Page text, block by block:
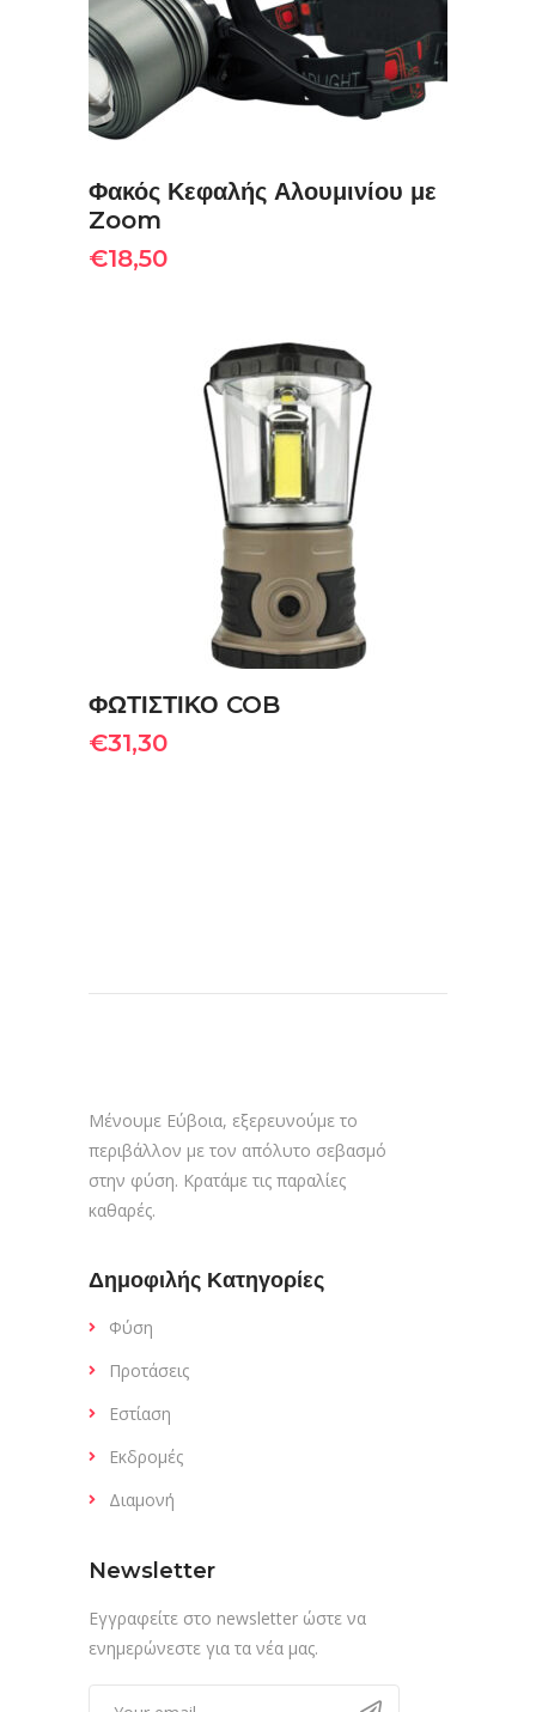
Φακός Κεφαλής Αλουμινίου με
Zoom
€18,50
ΠΡΟΣΘΉΚΗ ΣΤΟ ΚΑΛΆΘΙ
ΦΩΤΙΣΤΙΚΟ COB
€31,30
Μένουμε Εύβοια, εξερευνούμε το
περιβάλλον με τον απόλυτο σεβασμό
στην φύση. Κρατάμε τις παραλίες
καθαρές.
Δημοφιλής Κατηγορίες
Φύση
Προτάσεις
Εστίαση
Εκδρομές
Διαμονή
Newsletter
Εγγραφείτε στο newsletter ώστε να
ενημερώνεστε για τα νέα μας.